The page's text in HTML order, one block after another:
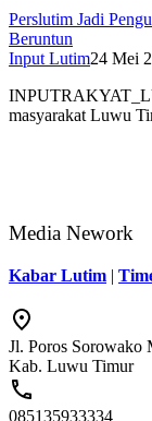
Perslutim Jadi
Beruntun
Input Lutim24 Mei
masyarakat Luwu
Media Nework
Kabar Lutim |
Jl. Poros
Kab. Luwu Timur
085135933334